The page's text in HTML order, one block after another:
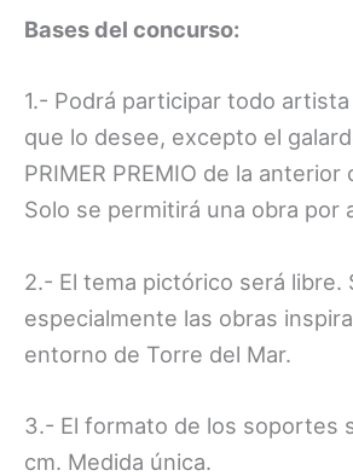
Bases del concurso:
1.- Podrá participar todo
que lo desee, excepto el
PRIMER PREMIO de la
Solo se permitirá una obra por
2.- El tema pictórico será libre.
especialmente las obras
entorno de Torre del Mar.
3.- El formato de los soportes
cm. Medida única.